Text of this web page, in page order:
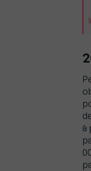
à